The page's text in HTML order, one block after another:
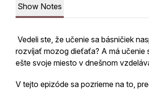
Show Notes
Vedeli ste, že učenie sa básničiek
rozvíjať mozog dieťaťa? A má učenie
ešte svoje miesto v dnešnom
V tejto epizóde sa pozrieme na to,